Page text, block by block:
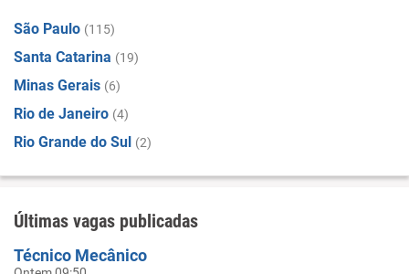
São Paulo (115)
Santa Catarina (19)
Minas Gerais (6)
Rio de Janeiro (4)
Rio Grande do Sul (2)
Últimas vagas publicadas
Técnico Mecânico